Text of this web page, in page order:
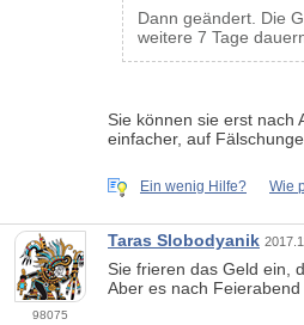
Dann geändert. Die
weitere 7 Tage
Sie können sie erst nach
einfacher, auf
Ein wenig Hilfe? Wie
98075
Taras Slobodyanik
Sie frieren das Geld ein,
Aber es nach